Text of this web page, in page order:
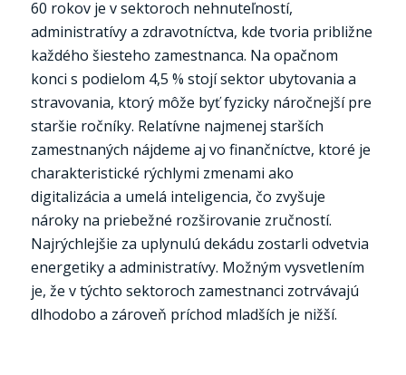
60 rokov je v sektoroch nehnuteľností,
administratívy a zdravotníctva, kde tvoria približne
každého šiesteho zamestnanca. Na opačnom
konci s podielom 4,5 % stojí sektor ubytovania a
stravovania, ktorý môže byť fyzicky náročnejší pre
staršie ročníky. Relatívne najmenej starších
zamestnaných nájdeme aj vo finančníctve, ktoré je
charakteristické rýchlymi zmenami ako
digitalizácia a umelá inteligencia, čo zvyšuje
nároky na priebežné rozširovanie zručností.
Najrýchlejšie za uplynulú dekádu zostarli odvetvia
energetiky a administratívy. Možným vysvetlením
je, že v týchto sektoroch zamestnanci zotrvávajú
dlhodobo a zároveň príchod mladších je nižší.